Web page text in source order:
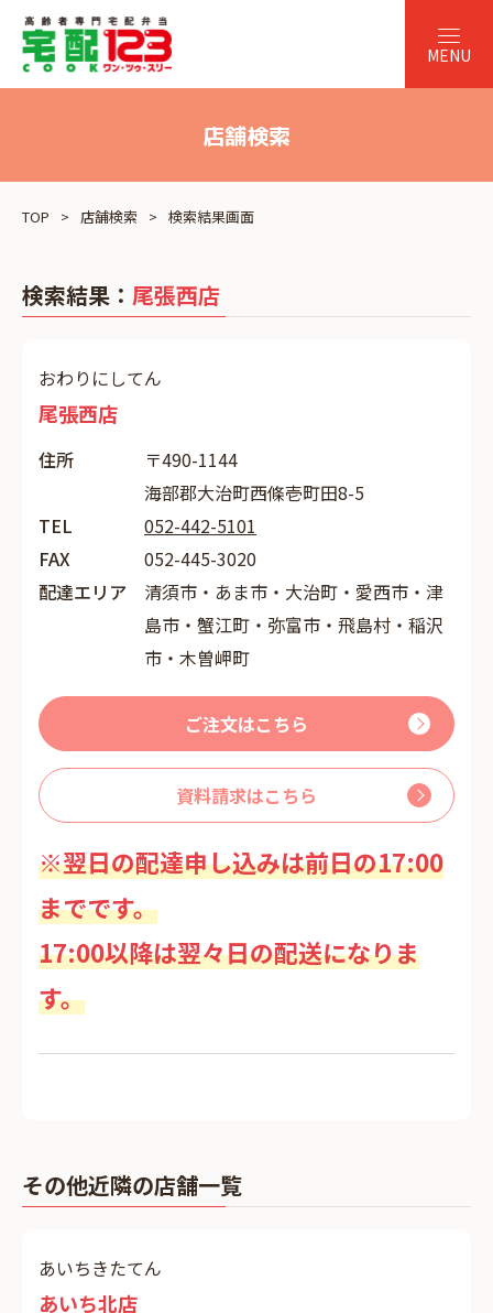
店舗検索
TOP 店舗検索 検索結果画面
検索結果： 尾張西店
おわりにしてん
尾張西店
住所
〒490-1144
海部郡大治町西條壱町田8-5
TEL
052-442-5101
FAX
052-445-3020
配達エリア
清須市・あま市・大治町・愛西市・津
島市・蟹江町・弥富市・飛島村・稲沢
市・木曽岬町
ご注文はこちら
資料請求はこちら
※翌日の配達申し込みは前日の17:00
までです。
17:00以降は翌々日の配送になりま
す。
その他近隣の店舗一覧
あいちきたてん
あいち北店